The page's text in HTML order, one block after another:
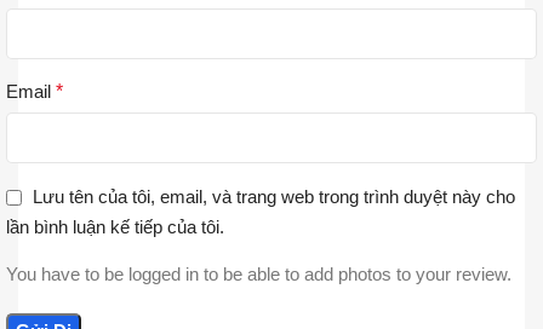
Email *
Lưu tên của tôi, email, và trang web trong trình duyệt này cho
lần bình luận kế tiếp của tôi.
You have to be logged in to be able to add photos to your review.